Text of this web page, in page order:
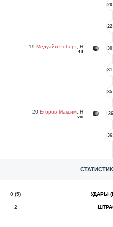
19 Медуайя Роберт, Н
4-8
20 Егоров Максим , Н
5-10
0 (5) УДАРЫ
2